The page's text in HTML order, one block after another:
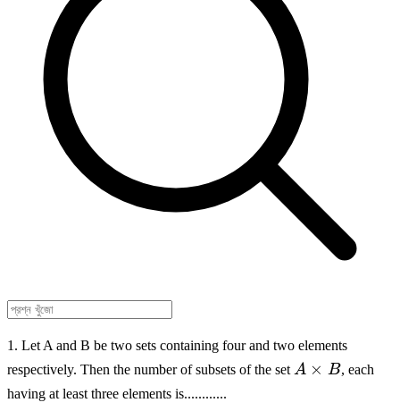
1. Let A and B be two sets containing four and two elements
respectively. Then the number of subsets of the set A
A × B, each
having at least three elements is............